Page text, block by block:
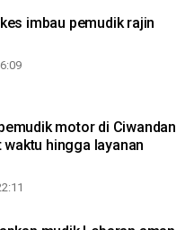
imbau pemudik rajin
motor di Ciwandan
hingga layanan